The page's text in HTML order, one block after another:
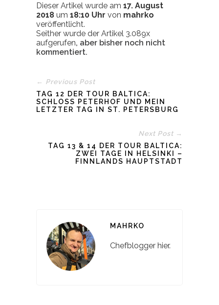
Dieser Artikel wurde am 17. August
2018 um 18:10 Uhr von mahrko
veröffentlicht.
Seither wurde der Artikel 3.089x
aufgerufen, aber bisher noch nicht
kommentiert.
← Previous Post
TAG 12 DER TOUR BALTICA:
SCHLOSS PETERHOF UND MEIN
LETZTER TAG IN ST. PETERSBURG
Next Post →
TAG 13 & 14 DER TOUR BALTICA:
ZWEI TAGE IN HELSINKI –
FINNLANDS HAUPTSTADT
MAHRKO
Chefblogger hier.